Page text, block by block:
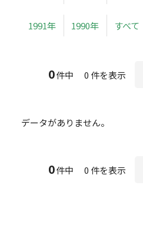
1991年 1990年 すべて
0件中 0 件を表示
データがありません。
0件中 0 件を表示